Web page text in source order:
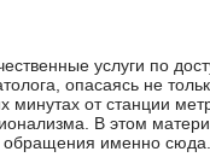
услуги по
опасаясь не
минутах от станции
В этом
обращения именно сюда.